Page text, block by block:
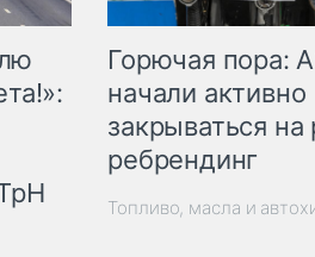
Горючая пора:
начали активно
закрываться
ребрендинг
Топливо, масла и